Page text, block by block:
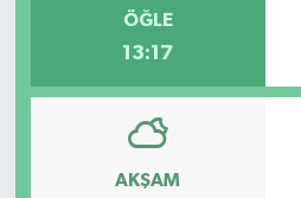
ÖĞLE
13:17
AKŞAM